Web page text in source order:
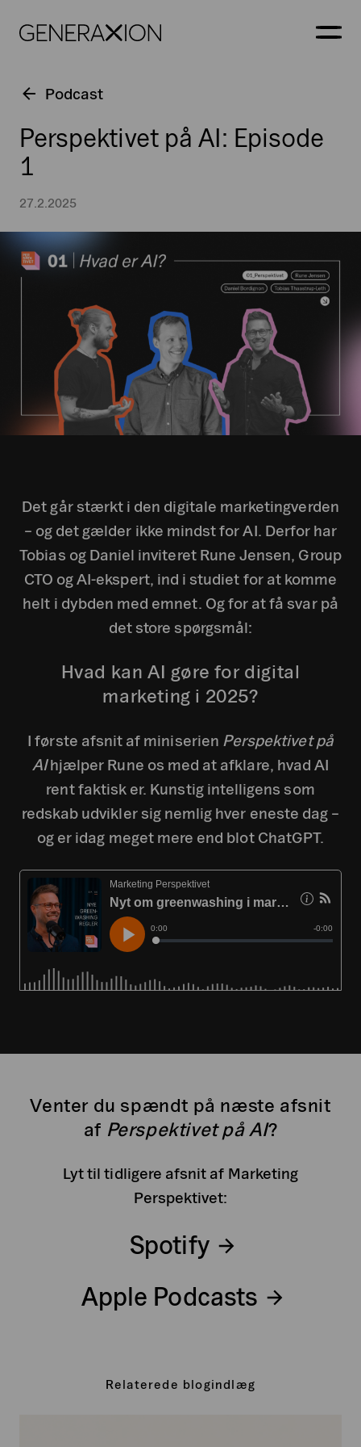
Generaxion
Podcast
Perspektivet på AI: Episode
1
27.2.2025
Det går stærkt i den digitale marketingverden
– og det gælder ikke mindst for AI. Derfor har
Tobias og Daniel inviteret Rune Jensen, Group
CTO og AI-ekspert, ind i studiet for at komme
helt i dybden med emnet. Og for at få svar på
det store spørgsmål:
Hvad kan AI gøre for digital
marketing i 2025?
I første afsnit af miniserien Perspektivet på
AIhjælper Rune os med at afklare, hvad AI
rent faktisk er. Kunstig intelligens som
redskab udvikler sig nemlig hver eneste dag –
og er idag meget mere end blot ChatGPT.
Venter du spændt på næste afsnit
af Perspektivet på AI?
Lyt til tidligere afsnit af Marketing
Perspektivet:
Spotify
Apple Podcasts
Relaterede blogindlæg